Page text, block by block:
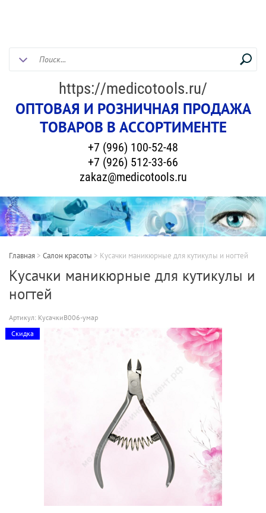
https://medicotools.ru/
ОПТОВАЯ И РОЗНИЧНАЯ ПРОДАЖА
ТОВАРОВ В АССОРТИМЕНТЕ
+7 (996) 100-52-48
+7 (926) 512-33-66
zakaz@medicotools.ru
Главная > Салон красоты > Кусачки маникюрные для кутикулы и ногтей
Кусачки маникюрные для кутикулы и
ногтей
Артикул: КусачкиВ006-умар
Скидка